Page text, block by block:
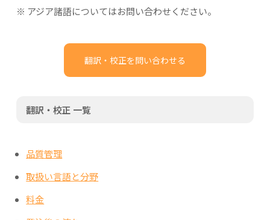
※ アジア諸語についてはお問い合わせください。
翻訳・校正を問い合わせる
翻訳・校正 一覧
品質管理
取扱い言語と分野
料金